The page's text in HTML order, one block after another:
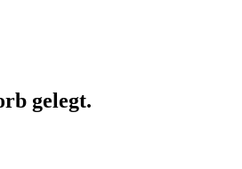
gelegt.